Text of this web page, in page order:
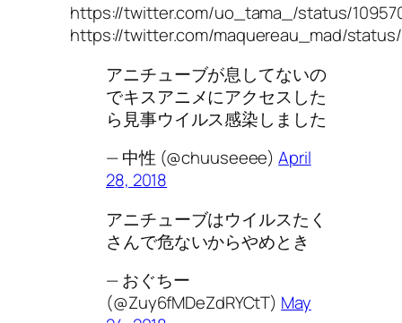
https://twitter.com/uo_tama_/status/
https://twitter.com/maquereau_mad/
アニチューブが息してないの
でキスアニメにアクセスした
ら見事ウイルス感染しました
— 中性 (@chuuseeee)April
28, 2018
アニチューブはウイルスたく
さんで危ないからやめとき
— おぐちー
(@Zuy6fMDeZdRYCtT) May